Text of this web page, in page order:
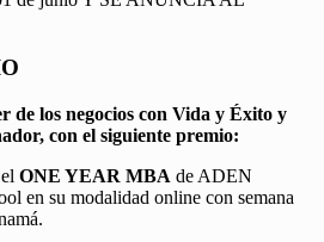
de los negocios con Vida y Éxito y
con el siguiente premio:
ONE YEAR MBA de ADEN
en su modalidad online con semana